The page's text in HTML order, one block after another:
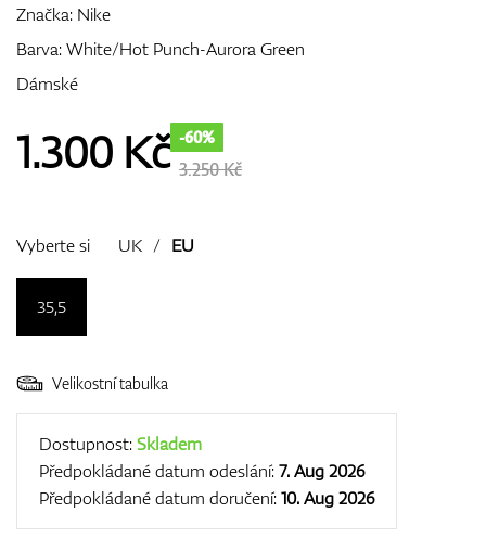
GPS/Dálkoměry
Doplňky
Dárkové poukazy
Značka: Nike
Barva: White/Hot Punch-Aurora Green
Dámské
1.300 Kč -60%
3.250 Kč
Vyberte si UK / EU
35,5
Velikostní tabulka
Dostupnost:Skladem
Předpokládané datum odeslání:7. Aug 2026
Předpokládané datum doručení:10. Aug 2026